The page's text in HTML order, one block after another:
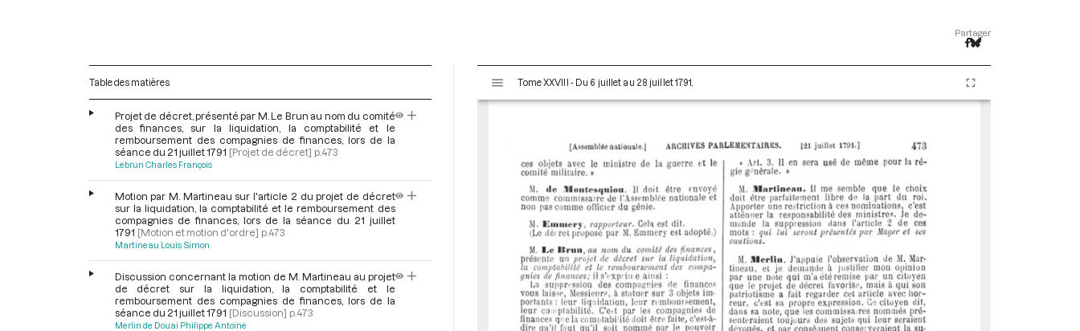
Partager
Table des matières
Projet de décret, présenté par M. Le Brun au nom du comité
des finances, sur la liquidation, la comptabilité et le
remboursement des compagnies de finances, lors de la
séance du 21 juillet 1791 [Projet de décret] p.473
Lebrun Charles François
Motion par M. Martineau sur l'article 2 du projet de décret
sur la liquidation, la comptabilité et le remboursement des
compagnies de finances, lors de la séance du 21 juillet
1791 [Motion et motion d'ordre] p.473
Martineau Louis Simon
Discussion concernant la motion de M. Martineau au projet
de décret sur la liquidation, la comptabilité et le
remboursement des compagnies de finances, lors de la
séance du 21 juillet 1791 [Discussion] p.473
Merlin de Douai Philippe Antoine
s
Tome XXVIII - Du 6 juillet au 28 juillet 1791.